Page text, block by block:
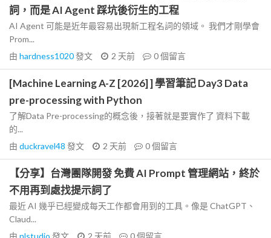
詞，而是 AI Agent 踩坑後衍生的工程
AI Agent 可能是近年最容易出現新工程名詞的領域。 我們才剛學會
Prom...
由 hardness1020發文 2 天前 0個留言
[Machine Learning A-Z [2026] ] 學習筆記 Day3 Data
pre-processing with Python
了解Data Pre-processing的概念後，接著就是要實作了 資料下載
的...
由 duckravel48 發文 2 天前 0個留言
【分享】台灣團隊開發 免費 AI Prompt 管理網站，終於
不用再到處找提示詞了
最近 AI 幾乎已經變成每天工作都會用到的工具。像是 ChatGPT、
Claud...
由 nlstudio 發文 2 天前 0個留言